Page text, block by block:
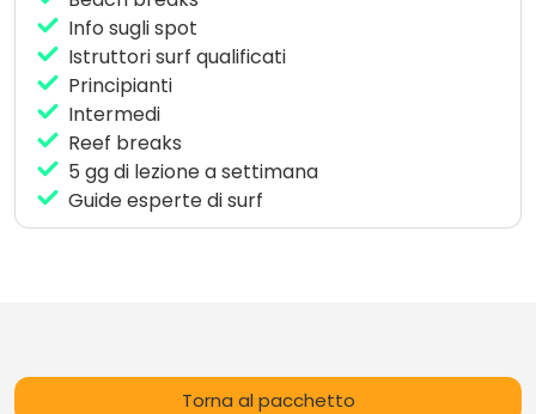
Info sugli spot
Istruttori surf qualificati
Principianti
Intermedi
Reef breaks
5 gg di lezione a settimana
Guide esperte di surf
Torna al pacchetto